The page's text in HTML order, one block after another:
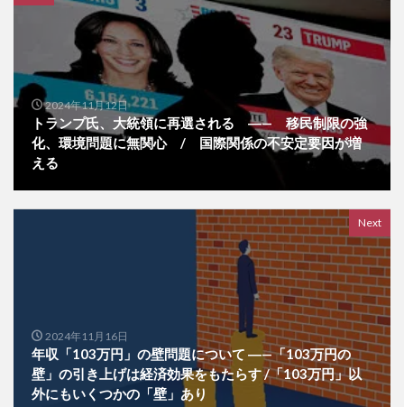
2024年11月12日
トランプ氏、大統領に再選される ―— 移民制限の強
化、環境問題に無関心 / 国際関係の不安定要因が増
える
Next
2024年11月16日
年収「103万円」の壁問題について ―—「103万円の
壁」の引き上げは経済効果をもたらす /「103万円」以
外にもいくつかの「壁」あり